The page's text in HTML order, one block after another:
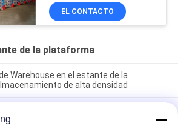
EL CONTACTO
de la plataforma
Warehouse en el estante de la
de alta densidad
cantidades en el estante de la
laminó el estante del acero de la